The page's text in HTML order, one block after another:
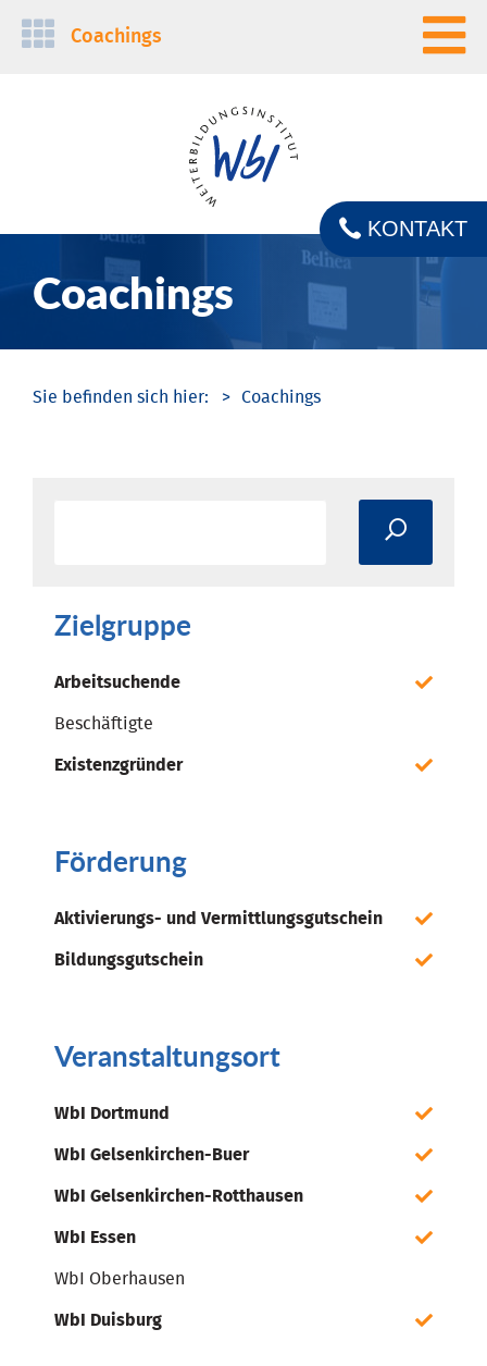
Navigation
Coachings
Coachings
KONTAKT
Coachings
Zielgruppe
Arbeitsuchende
Beschäftigte
Existenzgründer
Förderung
Aktivierungs- und Vermittlungsgutschein
Bildungsgutschein
Veranstaltungsort
WbI Dortmund
WbI Gelsenkirchen-Buer
WbI Gelsenkirchen-Rotthausen
WbI Essen
WbI Oberhausen
WbI Duisburg